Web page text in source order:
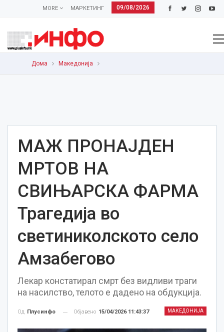
09/08/2026
МАРКЕТИНГ
MORE
Дома Македонија
МАЖ ПРОНАЈДЕН
МРТОВ НА
СВИЊАРСКА ФАРМА
Трагедија во
светиниколското село
Амзабегово
Лекар констатирал смрт без видливи траги
на насилство, телото е дадено на обдукција.
МАКЕДОНИЈА
Од Плусинфо Објавено 15/04/2026 11:43:37